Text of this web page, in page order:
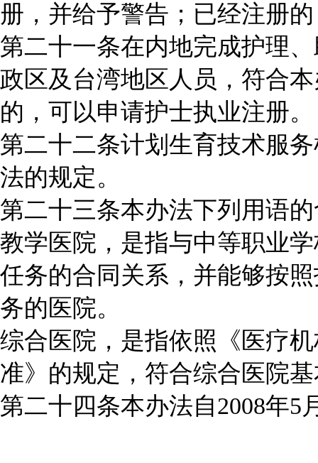
册，并给予警告；已经注册
第二十一条在内地完成护理
政区及台湾地区人员，符合
的，可以申请护士执业注册。
第二十二条计划生育技术服
法的规定。
第二十三条本办法下列用语
教学医院，是指与中等职业
任务的合同关系，并能够按
务的医院。
综合医院，是指依照《医疗
准》的规定，符合综合医院
第二十四条本办法自2008年5